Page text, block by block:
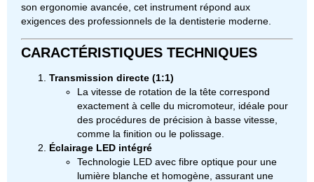
son ergonomie avancée, cet instrument répond aux
exigences des professionnels de la dentisterie moderne.
CARACTÉRISTIQUES TECHNIQUES
Transmission directe (1:1)
La vitesse de rotation de la tête correspond
exactement à celle du micromoteur, idéale pour
des procédures de précision à basse vitesse,
comme la finition ou le polissage.
Éclairage LED intégré
Technologie LED avec fibre optique pour une
lumière blanche et homogène, assurant une